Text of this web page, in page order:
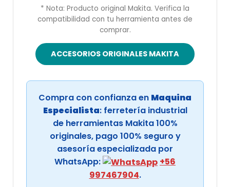
* Nota: Producto original Makita. Verifica la
compatibilidad con tu herramienta antes de
comprar.
ACCESORIOS ORIGINALES MAKITA
Compra con confianza en Maquina
Especialista: ferretería industrial
de herramientas Makita 100%
originales, pago 100% seguro y
asesoría especializada por
WhatsApp:
+56
997467904.